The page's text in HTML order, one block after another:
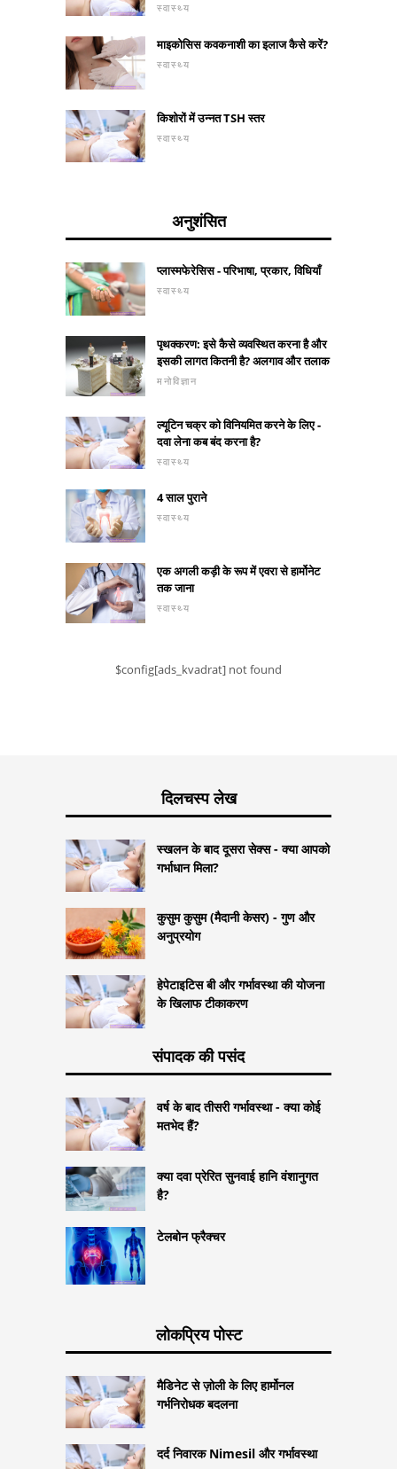
स्वास्थ्य
माइकोसिस कवकनाशी का इलाज कैसे करें?
स्वास्थ्य
किशोरों में उन्नत TSH स्तर
स्वास्थ्य
अनुशंसित
प्लास्मफेरेसिस - परिभाषा, प्रकार, विधियाँ
स्वास्थ्य
पृथक्करण: इसे कैसे व्यवस्थित करना है और
इसकी लागत कितनी है? अलगाव और तलाक
मनोविज्ञान
ल्यूटिन चक्र को विनियमित करने के लिए -
दवा लेना कब बंद करना है?
स्वास्थ्य
4 साल पुराने
स्वास्थ्य
एक अगली कड़ी के रूप में एवरा से हार्मोनेट
तक जाना
स्वास्थ्य
$config[ads_kvadrat] not found
दिलचस्प लेख
स्खलन के बाद दूसरा सेक्स - क्या आपको
गर्भाधान मिला?
कुसुम कुसुम (मैदानी केसर) - गुण और
अनुप्रयोग
हेपेटाइटिस बी और गर्भावस्था की योजना
के खिलाफ टीकाकरण
संपादक की पसंद
वर्ष के बाद तीसरी गर्भावस्था - क्या कोई
मतभेद हैं?
क्या दवा प्रेरित सुनवाई हानि वंशानुगत
है?
टेलबोन फ्रैक्चर
लोकप्रिय पोस्ट
मैडिनेट से ज़ोली के लिए हार्मोनल
गर्भनिरोधक बदलना
दर्द निवारक Nimesil और गर्भावस्था